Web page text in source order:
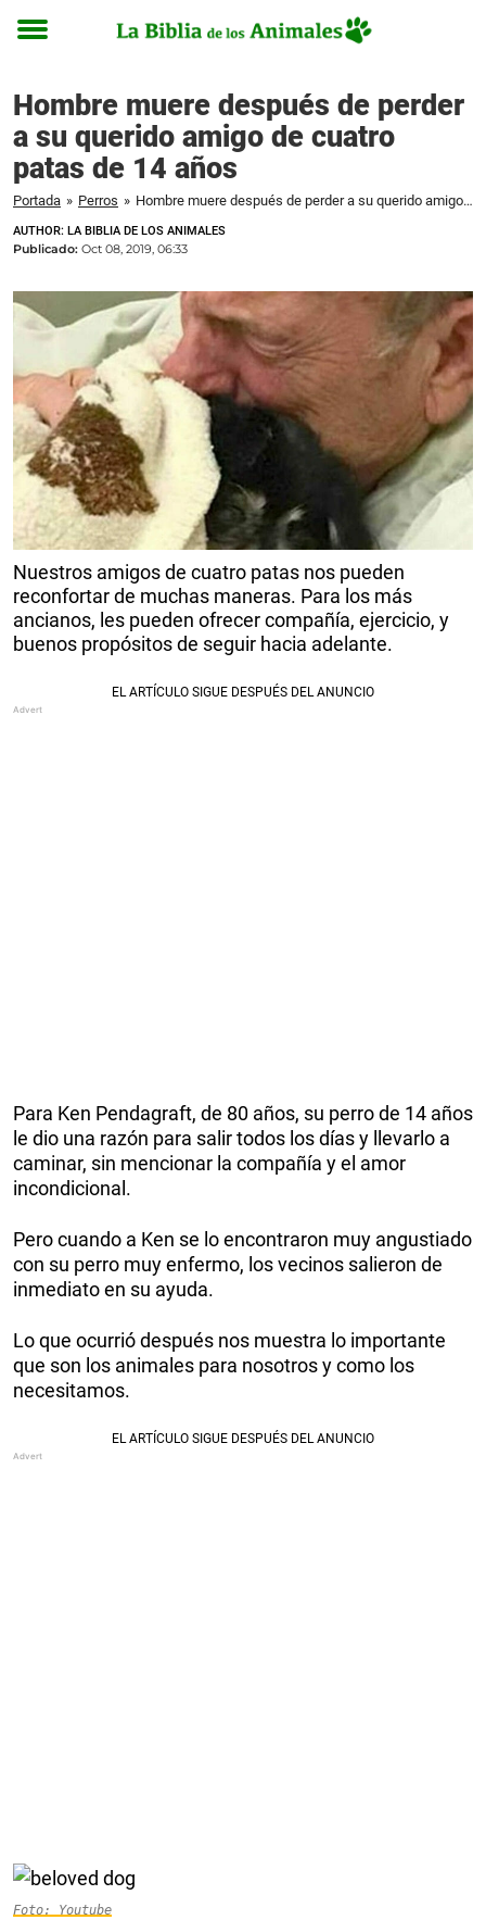
Toggle
Hombre muere después de perder
a su querido amigo de cuatro
patas de 14 años
Portada » Perros » Hombre muere después de perder a su querido amigo de cuatro patas de 14 años
AUTHOR: LA BIBLIA DE LOS ANIMALES
Publicado: Oct 08, 2019, 06:33
Nuestros amigos de cuatro patas nos pueden
reconfortar de muchas maneras. Para los más
ancianos, les pueden ofrecer compañía, ejercicio, y
buenos propósitos de seguir hacia adelante.
Para Ken Pendagraft, de 80 años, su perro de 14 años
le dio una razón para salir todos los días y llevarlo a
caminar, sin mencionar la compañía y el amor
incondicional.
Pero cuando a Ken se lo encontraron muy angustiado
con su perro muy enfermo, los vecinos salieron de
inmediato en su ayuda.
Lo que ocurrió después nos muestra lo importante
que son los animales para nosotros y como los
necesitamos.
Foto: Youtube